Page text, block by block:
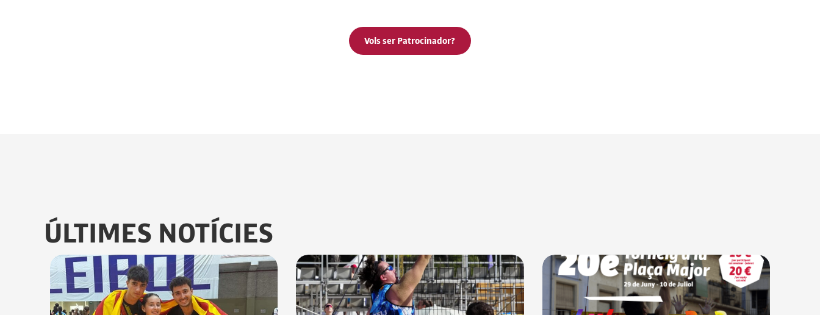
Vols ser Patrocinador?
ÚLTIMES NOTÍCIES